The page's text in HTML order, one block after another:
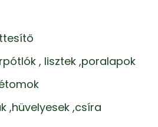
, lisztek ,poralapok
,hüvelyesek ,csíra